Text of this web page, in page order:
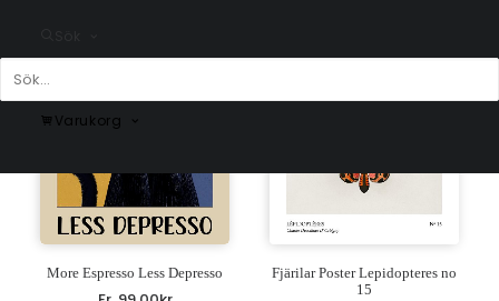
Varukorg
More Espresso Less Depresso
Fjärilar Poster Lepidopteres no
15